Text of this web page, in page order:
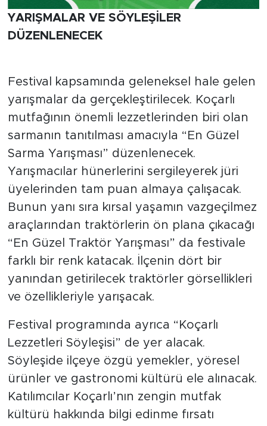
YARIŞMALAR VE SÖYLEŞİLER
DÜZENLENECEK
Festival kapsamında geleneksel hale gelen
yarışmalar da gerçekleştirilecek. Koçarlı
mutfağının önemli lezzetlerinden biri olan
sarmanın tanıtılması amacıyla “En Güzel
Sarma Yarışması” düzenlenecek.
Yarışmacılar hünerlerini sergileyerek jüri
üyelerinden tam puan almaya çalışacak.
Bunun yanı sıra kırsal yaşamın vazgeçilmez
araçlarından traktörlerin ön plana çıkacağı
“En Güzel Traktör Yarışması” da festivale
farklı bir renk katacak. İlçenin dört bir
yanından getirilecek traktörler görsellikleri
ve özellikleriyle yarışacak.
Festival programında ayrıca “Koçarlı
Lezzetleri Söyleşisi” de yer alacak.
Söyleşide ilçeye özgü yemekler, yöresel
ürünler ve gastronomi kültürü ele alınacak.
Katılımcılar Koçarlı’nın zengin mutfak
kültürü hakkında bilgi edinme fırsatı